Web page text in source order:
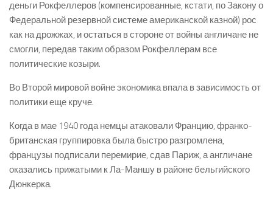
деньги Рокфеллеров (компенсированные, кстати, по Закону о
Федеральной резервной системе американской казной) рос
как на дрожжах, и остаться в стороне от войны англичане не
смогли, передав таким образом Рокфеллерам все
политические козыри.
Во Второй мировой войне экономика впала в зависимость от
политики еще круче.
Когда в мае 1940 года немцы атаковали Францию, франко-
британская группировка была быстро разгромлена,
французы подписали перемирие, сдав Париж, а англичане
оказались прижатыми к Ла-Маншу в районе бельгийского
Дюнкерка.